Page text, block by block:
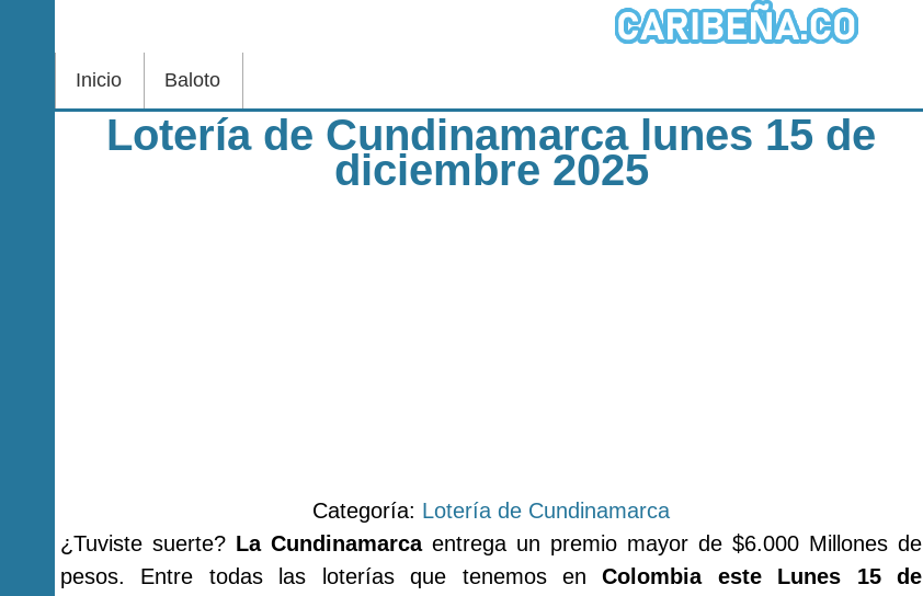
Inicio Baloto
Lotería de Cundinamarca lunes 15 de
diciembre 2025
Categoría: Lotería de Cundinamarca
¿Tuviste suerte? La Cundinamarcaentrega un premio mayor de $6.000 Millones de
pesos. Entre todas las loterías que tenemos enColombia este Lunes 15 de